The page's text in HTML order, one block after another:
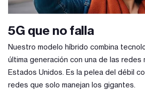
5G que no falla
Nuestro modelo híbrido combina
última generación con una de las redes
Estados Unidos. Es la pelea del débil
redes que solo manejan los gigantes.